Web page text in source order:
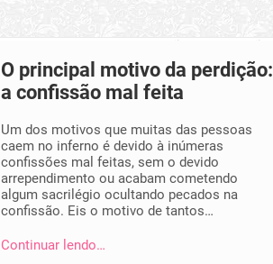
O principal motivo da perdição:
a confissão mal feita
Um dos motivos que muitas das pessoas
caem no inferno é devido à inúmeras
confissões mal feitas, sem o devido
arrependimento ou acabam cometendo
algum sacrilégio ocultando pecados na
confissão. Eis o motivo de tantos…
Continuar lendo…